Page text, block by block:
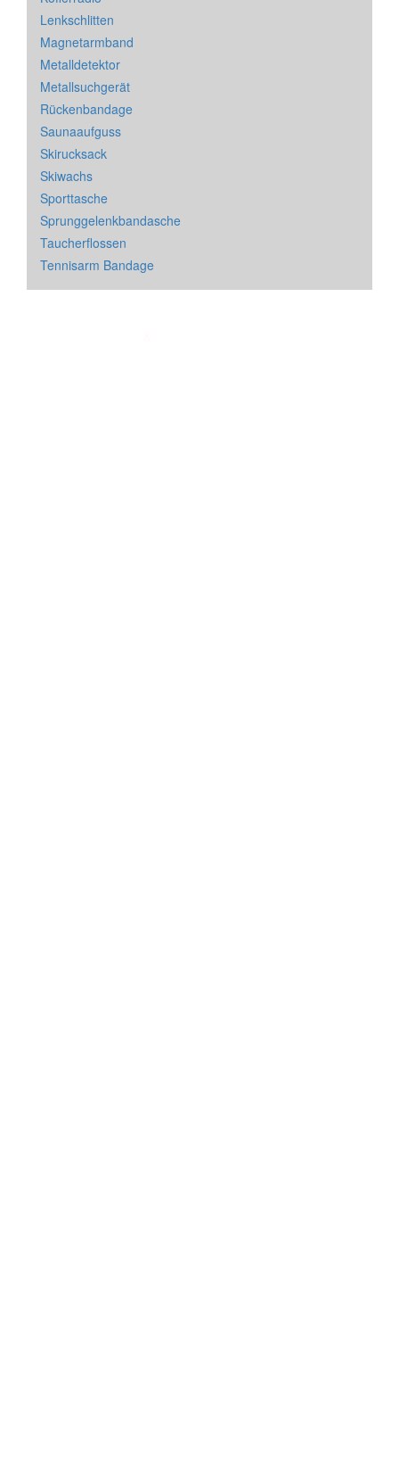
Lenkschlitten
Magnetarmband
Metalldetektor
Metallsuchgerät
Rückenbandage
Saunaaufguss
Skirucksack
Skiwachs
Sporttasche
Sprunggelenkbandasche
Taucherflossen
Tennisarm Bandage